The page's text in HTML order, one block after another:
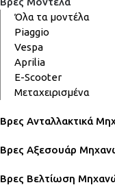
Όλα τα μοντέλα
Piaggio
Vespa
Aprilia
E-Scooter
Μεταχειρισμένα
Βρες Ανταλλακτικά
Βρες Αξεσουάρ
Βρες Βελτίωση